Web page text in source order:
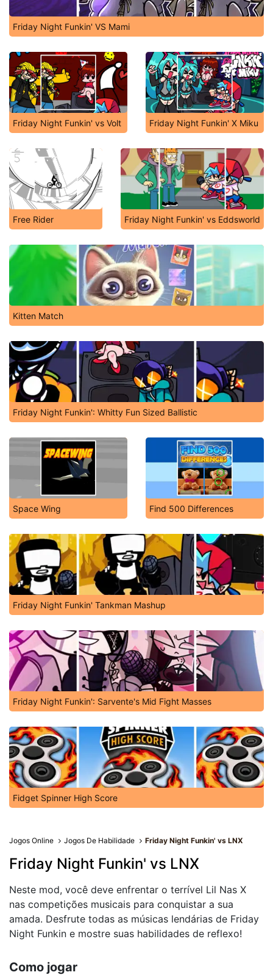
Friday Night Funkin' VS Mami
Friday Night Funkin' vs Volt Friday Night Funkin' X Miku
Free Rider Friday Night Funkin' vs Eddsworld
Kitten Match
Friday Night Funkin': Whitty Fun Sized Ballistic
Space Wing Find 500 Differences
Friday Night Funkin' Tankman Mashup
Friday Night Funkin': Sarvente's Mid Fight Masses
Fidget Spinner High Score
Jogos Online Jogos De Habilidade Friday Night Funkin' vs LNX
Friday Night Funkin' vs LNX
Neste mod, você deve enfrentar o terrível Lil Nas X
nas competições musicais para conquistar a sua
amada. Desfrute todas as músicas lendárias de Friday
Night Funkin e mostre suas habilidades de reflexo!
Como jogar